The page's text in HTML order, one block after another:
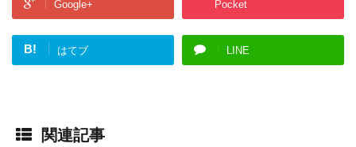
Google+ Pocket
B! はてブ LINE
関連記事